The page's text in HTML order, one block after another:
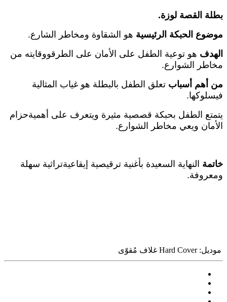
بطلة القصة لوزة.
موضوع الحبكة الرئيسية هو الشقاوة ومخاطر الشارع.
الهدف هو توعية الطفل على الأمان على الطرقووقايته من
مخاطر الشوارع.
من أهم أسباب تعلق الطفل بالبطلة هو غياب المثالية
فيسلوكها.
يتمتع الطفل بحبكة قصصية مثيرة ويتعرف على أهميةحزام
الأمان ويعي مخاطر الشوارع.
خاتمة النهاية السعيدة بأغنية ترقيصية إيقاعيةتراثية سهلة
ومعروفة.
موديل: Hard Cover غلاف مُقوّى